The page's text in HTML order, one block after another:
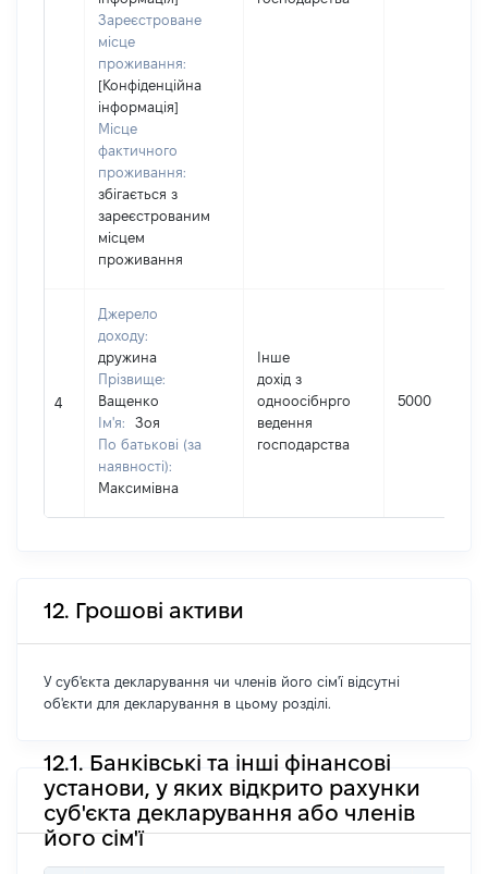
Зареєстроване
місце
проживання:
[Конфіденційна
інформація]
Місце
фактичного
проживання:
збігається з
зареєстрованим
місцем
проживання
4
Джерело
доходу:
дружина
Прізвище:
Ващенко
Ім'я:
Зоя
По батькові (за
наявності):
Максимівна
Інше
дохід з
одноосібнрго
ведення
господарства
5000
12. Грошові активи
У суб'єкта декларування чи членів його сім'ї відсутні
об'єкти для декларування в цьому розділі.
12.1. Банківські та інші фінансові
установи, у яких відкрито рахунки
суб'єкта декларування або членів
його сім'ї